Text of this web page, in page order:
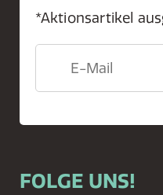
*Aktionsartikel
FOLGE UNS!